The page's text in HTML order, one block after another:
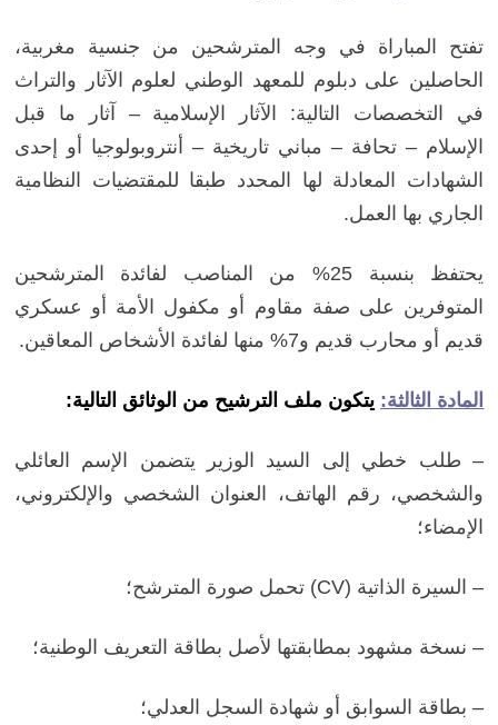
تفتح المباراة في وجه المترشحين من جنسية مغربية،
الحاصلين على دبلوم للمعهد الوطني لعلوم الآثار والتراث
في التخصصات التالية: الآثار الإسلامية – آثار ما قبل
الإسلام – تحافة – مباني تاريخية – أنتروبولوجيا أو إحدى
الشهادات المعادلة لها المحدد طبقا للمقتضيات النظامية
الجاري بها العمل.
يحتفظ بنسبة 25% من المناصب لفائدة المترشحين
المتوفرين على صفة مقاوم أو مكفول الأمة أو عسكري
قديم أو محارب قديم و7% منها لفائدة الأشخاص المعاقين.
المادة الثالثة: يتكون ملف الترشيح من الوثائق التالية:
– طلب خطي إلى السيد الوزير يتضمن الإسم العائلي
والشخصي، رقم الهاتف، العنوان الشخصي والإلكتروني،
الإمضاء؛
– السيرة الذاتية (CV) تحمل صورة المترشح؛
– نسخة مشهود بمطابقتها لأصل بطاقة التعريف الوطنية؛
– بطاقة السوابق أو شهادة السجل العدلي؛